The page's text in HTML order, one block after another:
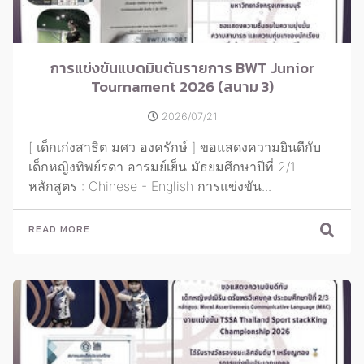
การแข่งขันแบดมินตันรายการ BWT Junior
Tournament 2026 (สนาม 3)
2026/07/21
[ เด็กเก่งสาธิต มศว องครักษ์ ] ขอแสดงความยินดีกับ
เด็กหญิงทิพย์รดา อารมย์เย็น มัธยมศึกษาปีที่ 2/1
หลักสูตร : Chinese - English การแข่งขัน...
READ MORE